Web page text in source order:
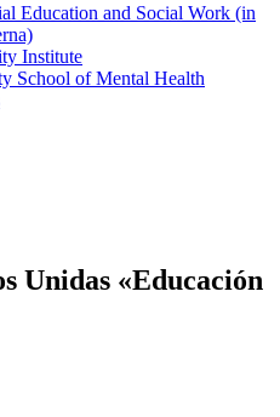
Education and Social Work (in
Institute
School of Mental Health
Unidas «Educación